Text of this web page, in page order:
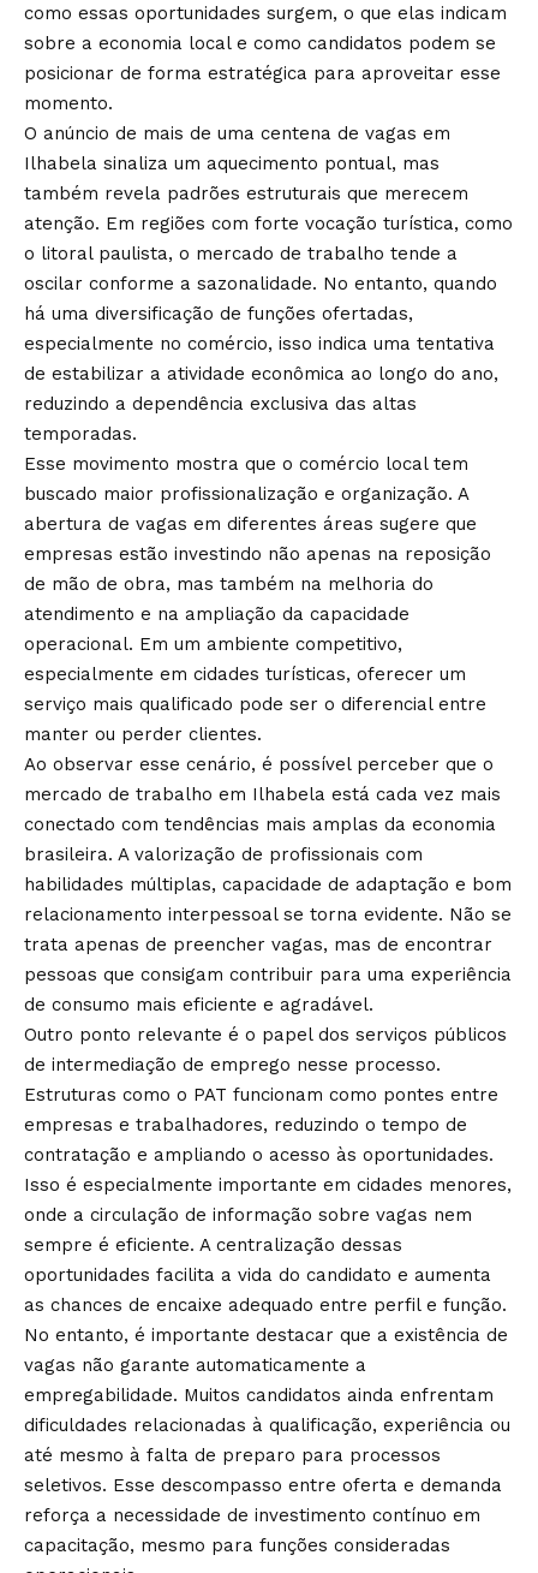
como essas oportunidades surgem, o que elas indicam
sobre a economia local e como candidatos podem se
posicionar de forma estratégica para aproveitar esse
momento.
O anúncio de mais de uma centena de vagas em
Ilhabela sinaliza um aquecimento pontual, mas
também revela padrões estruturais que merecem
atenção. Em regiões com forte vocação turística, como
o litoral paulista, o mercado de trabalho tende a
oscilar conforme a sazonalidade. No entanto, quando
há uma diversificação de funções ofertadas,
especialmente no comércio, isso indica uma tentativa
de estabilizar a atividade econômica ao longo do ano,
reduzindo a dependência exclusiva das altas
temporadas.
Esse movimento mostra que o comércio local tem
buscado maior profissionalização e organização. A
abertura de vagas em diferentes áreas sugere que
empresas estão investindo não apenas na reposição
de mão de obra, mas também na melhoria do
atendimento e na ampliação da capacidade
operacional. Em um ambiente competitivo,
especialmente em cidades turísticas, oferecer um
serviço mais qualificado pode ser o diferencial entre
manter ou perder clientes.
Ao observar esse cenário, é possível perceber que o
mercado de trabalho em Ilhabela está cada vez mais
conectado com tendências mais amplas da economia
brasileira. A valorização de profissionais com
habilidades múltiplas, capacidade de adaptação e bom
relacionamento interpessoal se torna evidente. Não se
trata apenas de preencher vagas, mas de encontrar
pessoas que consigam contribuir para uma experiência
de consumo mais eficiente e agradável.
Outro ponto relevante é o papel dos serviços públicos
de intermediação de emprego nesse processo.
Estruturas como o PAT funcionam como pontes entre
empresas e trabalhadores, reduzindo o tempo de
contratação e ampliando o acesso às oportunidades.
Isso é especialmente importante em cidades menores,
onde a circulação de informação sobre vagas nem
sempre é eficiente. A centralização dessas
oportunidades facilita a vida do candidato e aumenta
as chances de encaixe adequado entre perfil e função.
No entanto, é importante destacar que a existência de
vagas não garante automaticamente a
empregabilidade. Muitos candidatos ainda enfrentam
dificuldades relacionadas à qualificação, experiência ou
até mesmo à falta de preparo para processos
seletivos. Esse descompasso entre oferta e demanda
reforça a necessidade de investimento contínuo em
capacitação, mesmo para funções consideradas